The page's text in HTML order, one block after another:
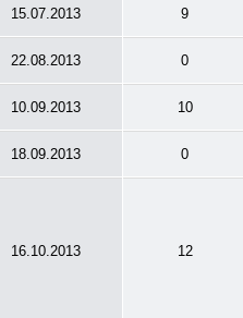
15.07.2013 9
22.08.2013 0
10.09.2013 10
18.09.2013 0
16.10.2013 12